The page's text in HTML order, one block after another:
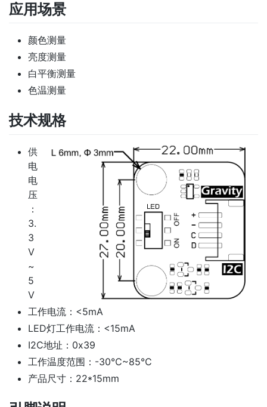
应用场景
颜色测量
亮度测量
白平衡测量
色温测量
技术规格
供
电
电
压
：
3.
3
V
~
5
V
工作电流：<5mA
LED灯工作电流：<15mA
I2C地址：0x39
工作温度范围：-30℃~85℃
产品尺寸：22*15mm